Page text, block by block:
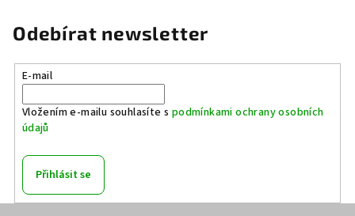
Odebírat newsletter
E-mail
Vložením e-mailu souhlasíte s podmínkami ochrany osobních
údajů
Přihlásit se